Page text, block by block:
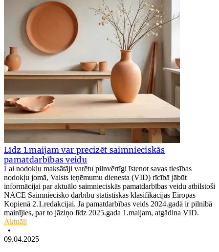
Līdz 1.maijam var precizēt saimnieciskās
pamatdarbības veidu
Lai nodokļu maksātāji varētu pilnvērtīgi īstenot savas tiesības
nodokļu jomā, Valsts ieņēmumu dienesta (VID) rīcībā jābūt
informācijai par aktuālo saimnieciskās pamatdarbības veidu atbilstoši
NACE Saimniecisko darbību statistiskās klasifikācijas Eiropas
Kopienā 2.1.redakcijai. Ja pamatdarbības veids 2024.gadā ir pilnībā
mainījies, par to jāziņo līdz 2025.gada 1.maijam, atgādina VID.
Aktuāli
•
09.04.2025